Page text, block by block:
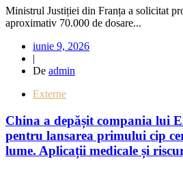
Ministrul Justiției din Franța a solicitat
aproximativ 70.000 de dosare...
iunie 9, 2026
|
De admin
Externe
China a depășit compania lui
pentru lansarea primului cip
lume. Aplicații medicale și